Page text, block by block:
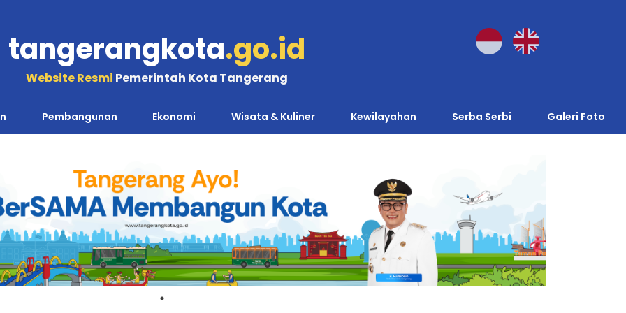
tangerangkota.go.id
Website Resmi Pemerintah Kota Tangerang
Pembangunan Ekonomi Wisata & Kuliner Kewilayahan Serba Serbi Galeri Foto